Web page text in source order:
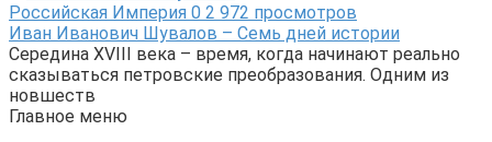
Российская Империя 0 2 972 просмотров
Иван Иванович Шувалов – Семь дней истории
Середина XVIII века – время, когда начинают реально
сказываться петровские преобразования. Одним из
новшеств
Главное меню